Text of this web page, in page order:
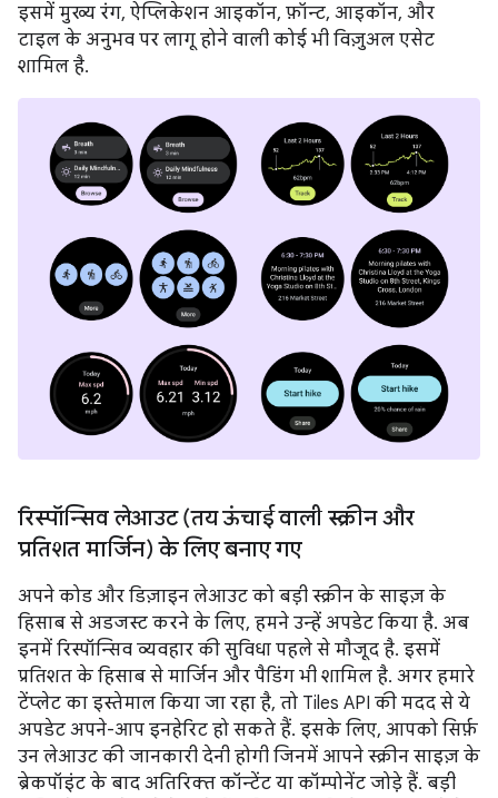
इसमें मुख्य रंग, ऐप्लिकेशन आइकॉन, फ़ॉन्ट, आइकॉन, और
टाइल के अनुभव पर लागू होने वाली कोई भी विज़ुअल एसेट
शामिल है.
रिस्पॉन्सिव लेआउट (तय ऊंचाई वाली स्क्रीन और
प्रतिशत मार्जिन) के लिए बनाए गए
अपने कोड और डिज़ाइन लेआउट को बड़ी स्क्रीन के साइज़ के
हिसाब से अडजस्ट करने के लिए, हमने उन्हें अपडेट किया है. अब
इनमें रिस्पॉन्सिव व्यवहार की सुविधा पहले से मौजूद है. इसमें
प्रतिशत के हिसाब से मार्जिन और पैडिंग भी शामिल है. अगर हमारे
टेंप्लेट का इस्तेमाल किया जा रहा है, तो Tiles API की मदद से ये
अपडेट अपने-आप इनहेरिट हो सकते हैं. इसके लिए, आपको सिर्फ़
उन लेआउट की जानकारी देनी होगी जिनमें आपने स्क्रीन साइज़ के
ब्रेकपॉइंट के बाद अतिरिक्त कॉन्टेंट या कॉम्पोनेंट जोड़े हैं. बड़ी